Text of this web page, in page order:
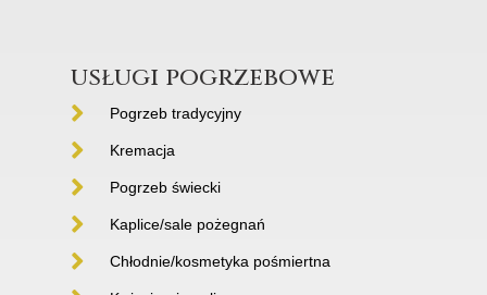
usługi pogrzebowe
Pogrzeb tradycyjny
Kremacja
Pogrzeb świecki
Kaplice/sale pożegnań
Chłodnie/kosmetyka pośmiertna